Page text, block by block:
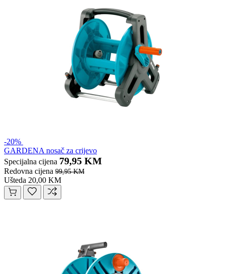
-20%
GARDENA nosač za crijevo
Specijalna cijena 79,95 KM
Redovna cijena 99,95 KM
Ušteda 20,00 KM